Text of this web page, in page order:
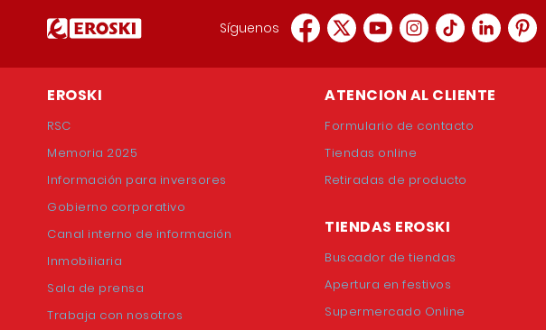
Síguenos
EROSKI
RSC
Memoria 2025
Información para inversores
Gobierno corporativo
Canal interno de información
Inmobiliaria
Sala de prensa
Trabaja con nosotros
ATENCION AL CLIENTE
Formulario de contacto
Tiendas online
Retiradas de producto
TIENDAS EROSKI
Buscador de tiendas
Apertura en festivos
Supermercado Online